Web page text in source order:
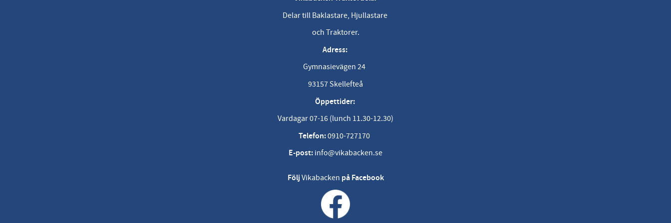
Delar till Baklastare, Hjullastare
och Traktorer.
Adress:
Gymnasievägen 24
93157 Skellefteå
Öppettider:
Vardagar 07-16 (lunch 11.30-12.30)
Telefon:0910-727170
E-post: info@vikabacken.se
FöljVikabacken på Facebook